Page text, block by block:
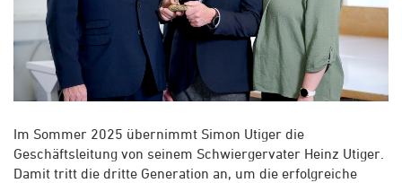
Im Sommer 2025 übernimmt Simon Utiger die
Geschäftsleitung von seinem Schwiergervater Heinz Utiger.
Damit tritt die dritte Generation an, um die erfolgreiche